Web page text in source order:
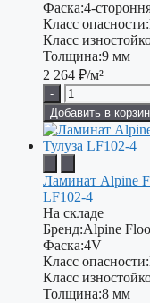
Фаска:4-
Класс опасности:
Класс
Толщина:9 мм
2 264 ₽/м²
-
Добавить в
Ламинат Alpine
LF102-4
На складе
Бренд:Alpine
Фаска:4V
Класс опасности:
Класс
Толщина:8 мм